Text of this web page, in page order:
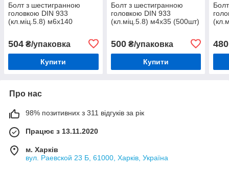
Болт з шестигранною
головкою DIN 933
(кл.міц.5.8) м6х140
504 ₴/упаковка
Купити
Болт з шестигранною
головкою DIN 933
(кл.міц.5.8) м4х35 (500шт)
500₴/упаковка
Купити
480
Про нас
98% позитивних з 311 відгуків за рік
Працює з 13.11.2020
м. Харків
вул. Раевской 23 Б, 61000, Харків, Україна